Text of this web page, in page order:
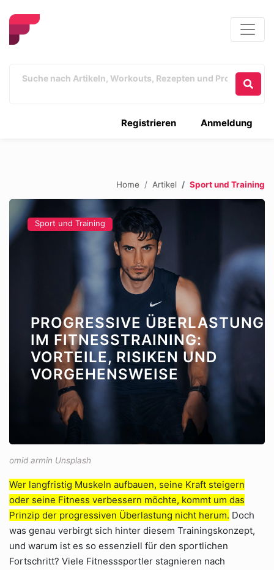
Anmeldung
Registrieren
Home Artikel Sport und Training
Sport und Training
PROGRESSIVE ÜBERLASTUNG
IM FITNESSTRAINING:
VORTEILE, RISIKEN UND
VORGEHENSWEISE
omid armin Unsplash
Wer langfristig Muskeln aufbauen, seine Kraft steigern
oder seine Fitness verbessern möchte, kommt um das
Prinzip der progressiven Überlastung nicht herum. Doch
was genau verbirgt sich hinter diesem Trainingskonzept,
und warum ist es so essenziell für den sportlichen
Fortschritt? Viele Fitnesssportler stagnieren nach